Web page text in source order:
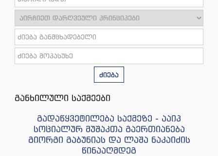
ძიება
განხილული საქმეები
გადაწყვეტილება საქმეზე - ააიპ
სოციალურ მუშაკთა გაერთიანება
გიორგი გაბუნიას და ლაშა ნაკაიძის
წინააღმდეგ